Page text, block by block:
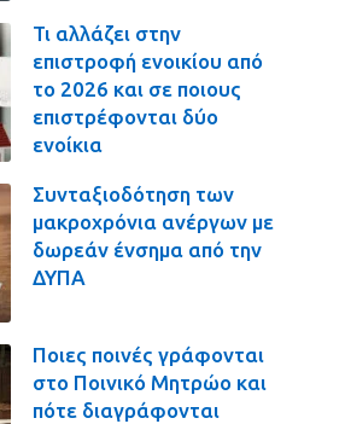
Τι αλλάζει στην
επιστροφή ενοικίου από
το 2026 και σε ποιους
επιστρέφονται δύο
ενοίκια
Συνταξιοδότηση των
μακροχρόνια ανέργων με
δωρεάν ένσημα από την
ΔΥΠΑ
Ποιες ποινές γράφονται
στο Ποινικό Μητρώο και
πότε διαγράφονται